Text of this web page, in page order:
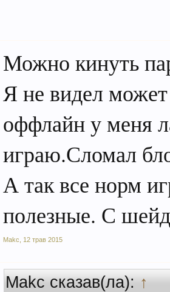
Можно кинуть
Я не видел
оффлайн у меня
играю.Сломал
А так все норм
полезные. С
Makc 12 трав 2015
Makc сказав(ла):↑